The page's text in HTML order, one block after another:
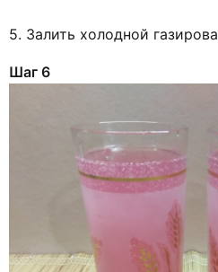
5. Залить холодной
Шаг 6